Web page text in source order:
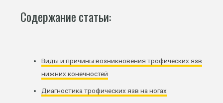
Содержание статьи:
Виды и причины возникновения трофических язв
нижних конечностей
Диагностика трофических язв на ногах